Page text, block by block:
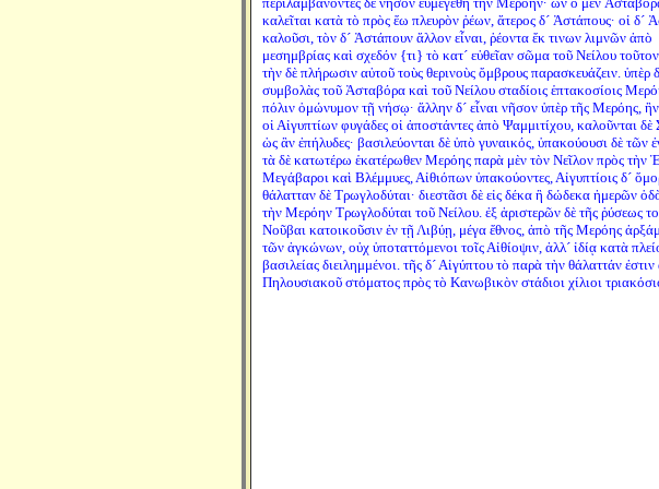
καλεῖται κατὰ τὸ πρὸς ἕω πλευρὸν ῥέων, ἅτερος δ´ Ἀστάπους· οἱ δ´
καλοῦσι, τὸν δ´ Ἀστάπουν ἄλλον εἶναι, ῥέοντα ἔκ τινων λιμνῶν ἀπὸ
μεσημβρίας καὶ σχεδόν {τι} τὸ κατ´ εὐθεῖαν σῶμα τοῦ Νείλου τοῦτον
τὴν δὲ πλήρωσιν αὐτοῦ τοὺς θερινοὺς ὄμβρους παρασκευάζειν. ὑπὲρ
συμβολὰς τοῦ Ἀσταβόρα καὶ τοῦ Νείλου σταδίοις ἑπτακοσίοις
πόλιν ὁμώνυμον τῇ νήσῳ· ἄλλην δ´ εἶναι νῆσον ὑπὲρ τῆς Μερόης,
οἱ Αἰγυπτίων φυγάδες οἱ ἀποστάντες ἀπὸ Ψαμμιτίχου, καλοῦνται δὲ
ὡς ἂν ἐπήλυδες· βασιλεύονται δὲ ὑπὸ γυναικός, ὑπακούουσι δὲ τῶν
τὰ δὲ κατωτέρω ἑκατέρωθεν Μερόης παρὰ μὲν τὸν Νεῖλον πρὸς τὴν
Μεγάβαροι καὶ Βλέμμυες, Αἰθιόπων ὑπακούοντες, Αἰγυπτίοις δ´
θάλατταν δὲ Τρωγλοδύται· διεστᾶσι δὲ εἰς δέκα ἢ δώδεκα ἡμερῶν
τὴν Μερόην Τρωγλοδύται τοῦ Νείλου. ἐξ ἀριστερῶν δὲ τῆς ῥύσεως
Νοῦβαι κατοικοῦσιν ἐν τῇ Λιβύῃ, μέγα ἔθνος, ἀπὸ τῆς Μερόης
τῶν ἀγκώνων, οὐχ ὑποταττόμενοι τοῖς Αἰθίοψιν, ἀλλ´ ἰδίᾳ κατὰ
βασιλείας διειλημμένοι. τῆς δ´ Αἰγύπτου τὸ παρὰ τὴν θάλαττάν
Πηλουσιακοῦ στόματος πρὸς τὸ Κανωβικὸν στάδιοι χίλιοι